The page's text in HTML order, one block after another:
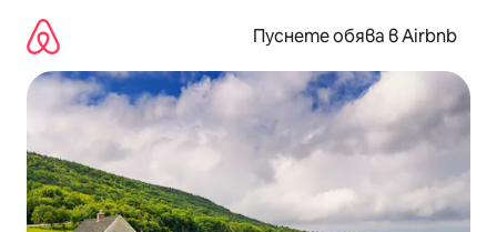
съдържанието
Пуснете обява в Airbnb